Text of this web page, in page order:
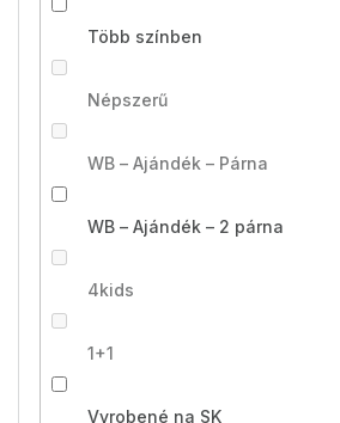
Több színben
Népszerű
WB – Ajándék – Párna
WB – Ajándék – 2 párna
4kids
1+1
Vyrobené na SK